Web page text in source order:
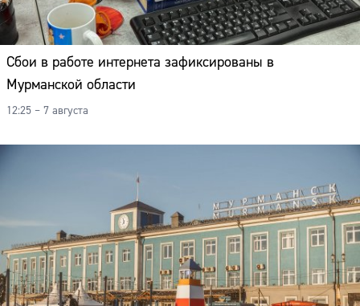
Сбои в работе интернета зафиксированы в
Мурманской области
12:25 – 7 августа